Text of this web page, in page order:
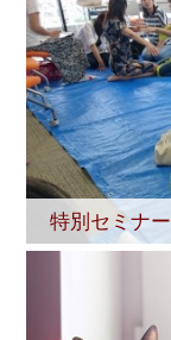
特別セミナー